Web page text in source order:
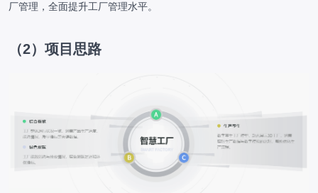
厂管理，全面提升工厂管理水平。
（2）项目思路